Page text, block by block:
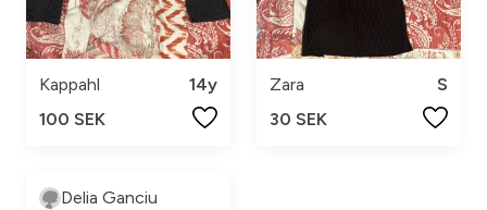
Kappahl
14y
100 SEK
Zara
S
30 SEK
Delia Ganciu